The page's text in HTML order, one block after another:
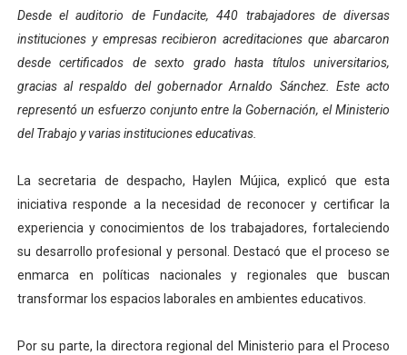
Campo Elías consolida plan de bacheo en el sector La
Fundecem inició con éxito el taller vacacional de
El Lactario del Iahula celebra la Semana Mundial de la
Plan Vacacional "Venezuela Ríe 2026" brinda
Inicia el plan vacacional Venezuela Renace en el
Desde el auditorio de Fundacite, 440 trabajadores de diversas
instituciones y empresas recibieron acreditaciones que abarcaron
desde certificados de sexto grado hasta títulos universitarios,
gracias al respaldo del gobernador Arnaldo Sánchez. Este acto
representó un esfuerzo conjunto entre la Gobernación, el Ministerio
del Trabajo y varias instituciones educativas.
La secretaria de despacho, Haylen Mújica, explicó que esta
iniciativa responde a la necesidad de reconocer y certificar la
experiencia y conocimientos de los trabajadores, fortaleciendo
su desarrollo profesional y personal. Destacó que el proceso se
enmarca en políticas nacionales y regionales que buscan
transformar los espacios laborales en ambientes educativos.
Por su parte, la directora regional del Ministerio para el Proceso